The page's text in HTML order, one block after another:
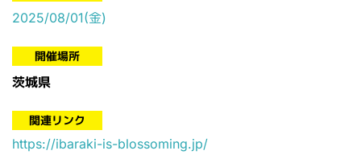
2025/08/01(金)
開催場所
茨城県
関連リンク
https://ibaraki-is-blossoming.jp/